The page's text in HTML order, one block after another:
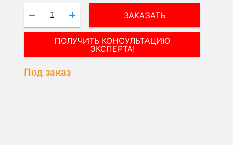
ЗАКАЗАТЬ
ПОЛУЧИТЬ КОНСУЛЬТАЦИЮ
ЭКСПЕРТА!
Под заказ